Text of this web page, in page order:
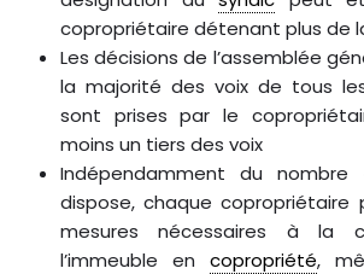
copropriétaire détenant plus de
Les décisions de l’assemblée
la majorité des voix de tous
sont prises par le
moins un tiers des voix
Indépendamment du
dispose, chaque copropriétaire
mesures nécessaires à la
l’immeuble en copropriété,